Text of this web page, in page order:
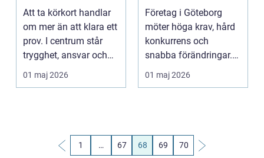
Att ta körkort handlar
om mer än att klara ett
prov. I centrum står
trygghet, ansvar och
förståelse ...
01 maj 2026
hållbar hälsa på
jobbet
Företag i Göteborg
möter höga krav, hård
konkurrens och
snabba förändringar.
Mitt i allt detta arbet...
01 maj 2026
1 … 67 68 69 70